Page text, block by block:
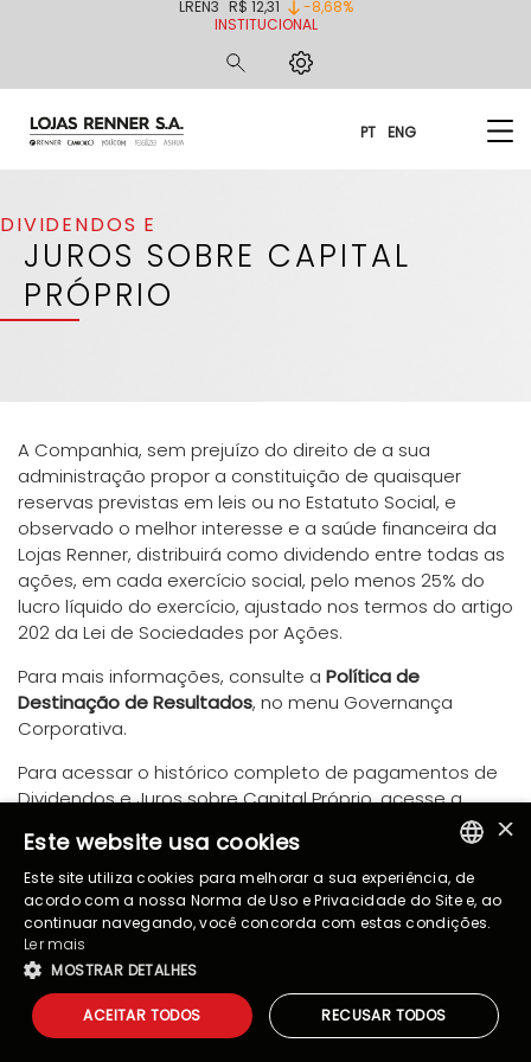
LREN3 R$ 12,31
-8,68%
INSTITUCIONAL
PT ENG
DIVIDENDOS E
JUROS SOBRE CAPITAL
PRÓPRIO
A Companhia, sem prejuízo do direito de a sua
administração propor a constituição de quaisquer
reservas previstas em leis ou no Estatuto Social, e
observado o melhor interesse e a saúde financeira da
Lojas Renner, distribuirá como dividendo entre todas as
ações, em cada exercício social, pelo menos 25% do
lucro líquido do exercício, ajustado nos termos do artigo
202 da Lei de Sociedades por Ações.
Para mais informações, consulte a Política de
Destinação de Resultados, no menu Governança
Corporativa.
Para acessar o histórico completo de pagamentos de
Dividendos e Juros sobre Capital Próprio, acesse a
PORTUGUESE
ENGLISH
×
Este website usa cookies
Este site utiliza cookies para melhorar a sua experiência, de
acordo com a nossa Norma de Uso e Privacidade do Site e, ao
continuar navegando, você concorda com estas condições.
Ler mais
MOSTRAR DETALHES
ACEITAR TODOS RECUSAR TODOS